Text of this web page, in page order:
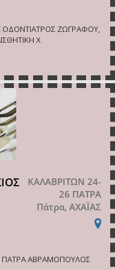
ΟΔΟΝΤΙΑΤΡΟΣ ΖΩΓΡΑΦΟΥ,
Χ
ΚΑΛΑΒΡΙΤΩΝ 24-
26 ΠΑΤΡΑ
Πάτρα, ΑΧΑΪΑΣ
ΠΑΤΡΑ ΑΒΡΑΜΟΠΟΥΛΟΣ